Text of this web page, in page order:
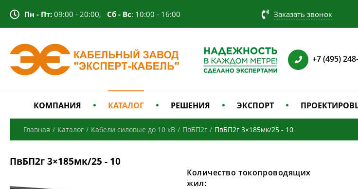
Пн - Пт: 09:00 - 20:00, Сб - Вс: 10:00 - 16:00 Заказать звонок
+7 (495)
КОМПАНИЯ КАТАЛОГ РЕШЕНИЯ ЭКСПОРТ
Главная / Каталог / Кабели силовые до 10 кВ / ПвБП2г / ПвБП2г 3×185мк/25 - 10
ПвБП2г 3×185мк/25 - 10
Количество токопроводящих
жил: